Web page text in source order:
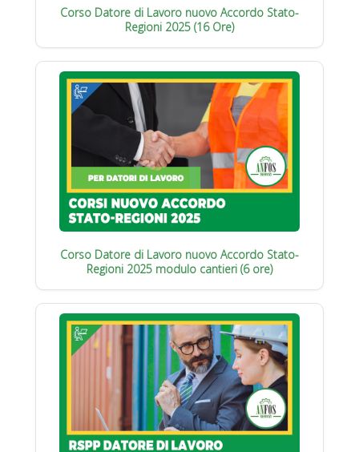
Corso Datore di Lavoro nuovo Accordo Stato-
Regioni 2025 (16 Ore)
Corso Datore di Lavoro nuovo Accordo Stato-
Regioni 2025 modulo cantieri (6 ore)